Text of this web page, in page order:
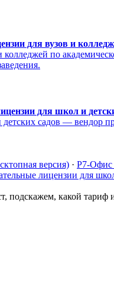
для вузов и
по
для школ и
садов — вендор
версия) · Р7-Офис
лицензии для
подскажем, какой